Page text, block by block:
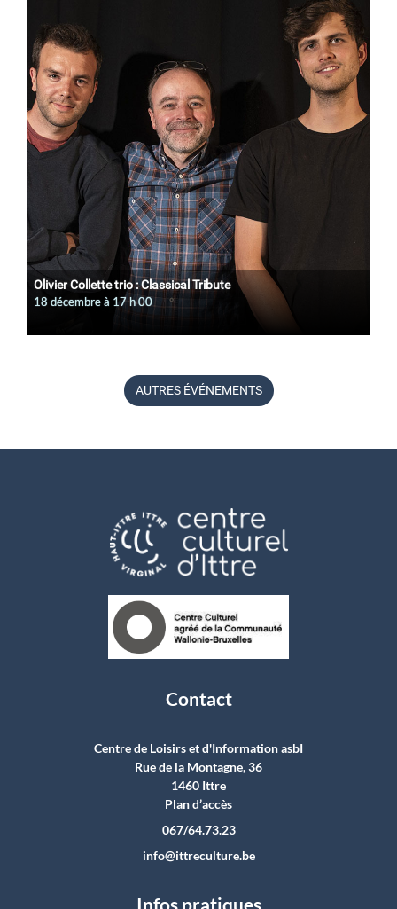
Olivier Collette trio : Classical Tribute
18 décembre à 17 h 00
AUTRES ÉVÉNEMENTS
Contact
Centre de Loisirs et d'Information asbI
Rue de la Montagne, 36
1460 Ittre
Plan d’accès
067/64.73.23
info@ittreculture.be
Infos pratiques